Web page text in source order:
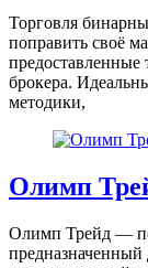
Торговля
поправить своё
брокера.
методики,
Олимп
Олимп Трейд —